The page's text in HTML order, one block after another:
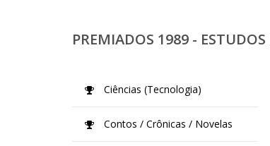
PREMIADOS 1989 -
Ciências (Tecnologia)
Contos / Crônicas / Novelas